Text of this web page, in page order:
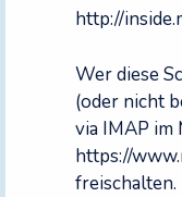
http://
Wer diese
(oder nicht
via IMAP im
https://
freischalten.